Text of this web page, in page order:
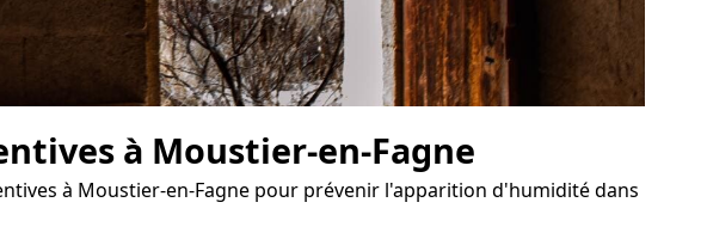
à Moustier-en-Fagne
à Moustier-en-Fagne pour prévenir l'apparition d'humidité dans